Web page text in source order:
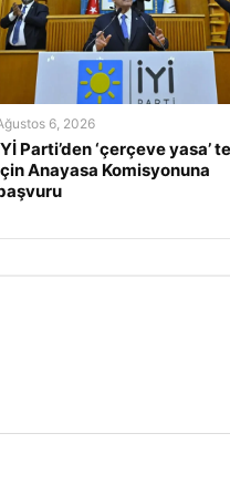
6, 2026
Parti’den ‘çerçeve yasa’
Anayasa Komisyonuna